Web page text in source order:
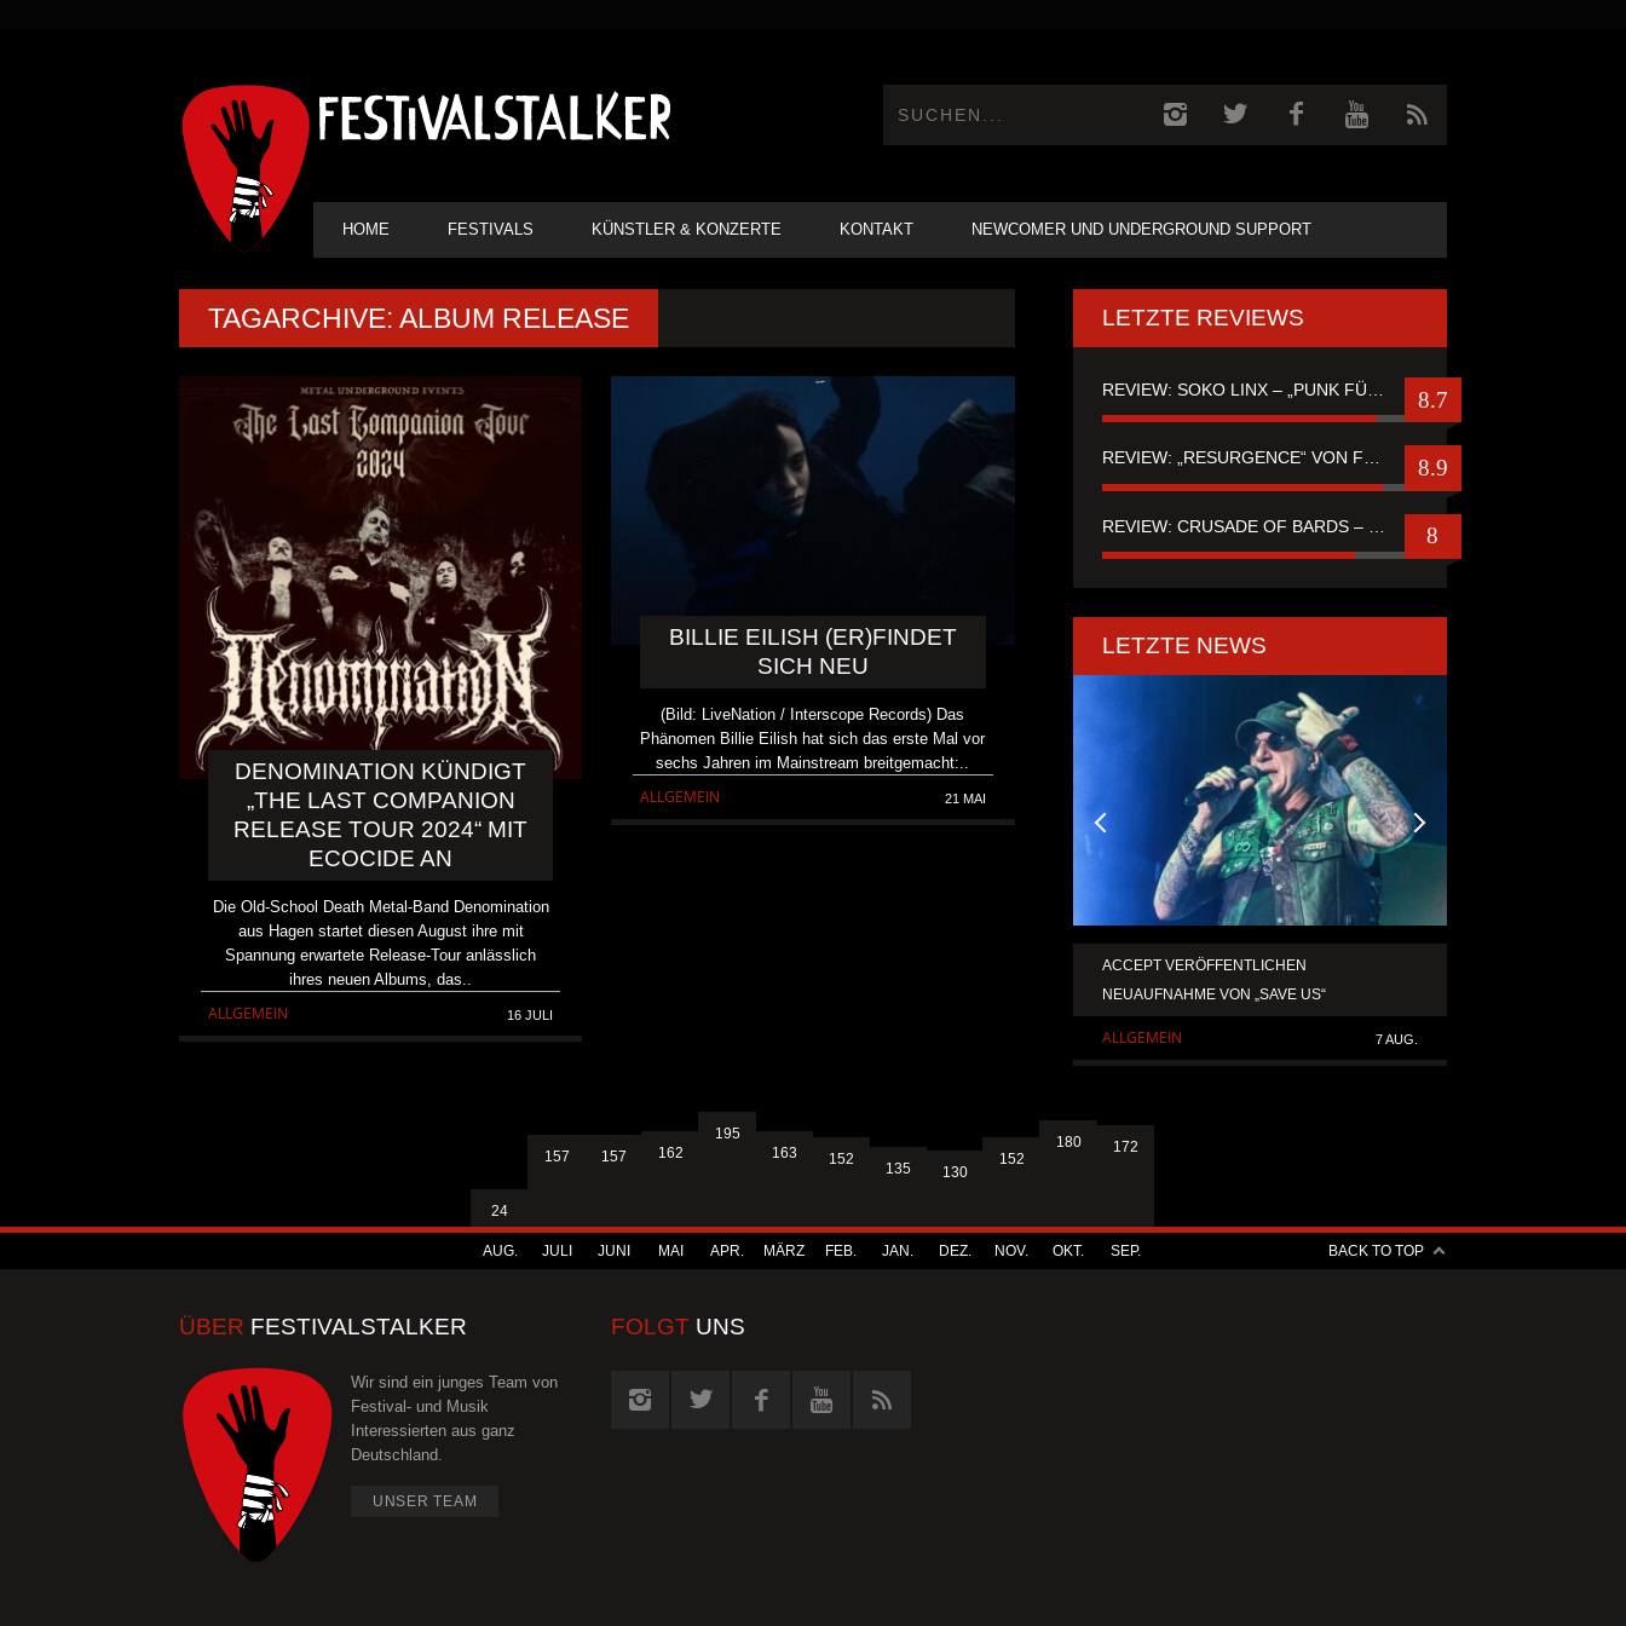
HAUPT-
NAVIGATION
HOME FESTIVALS KÜNSTLER & KONZERTE KONTAKT NEWCOMER UND UNDERGROUND SUPPORT
TAGARCHIVE: ALBUM RELEASE
DENOMINATION KÜNDIGT
„THE LAST COMPANION
RELEASE TOUR 2024“ MIT
ECOCIDE AN
Die Old-School Death Metal-Band Denomination
aus Hagen startet diesen August ihre mit
Spannung erwartete Release-Tour anlässlich
ihres neuen Albums, das..
ALLGEMEIN 16 JULI
BILLIE EILISH (ER)FINDET
SICH NEU
(Bild: LiveNation / Interscope Records) Das
Phänomen Billie Eilish hat sich das erste Mal vor
sechs Jahren im Mainstream breitgemacht:..
ALLGEMEIN 21 MAI
LETZTE REVIEWS
8.7
REVIEW: „RESURGENCE“ VON FUTURE PALACE 8.9
8
LETZTE NEWS
ACCEPT VERÖFFENTLICHEN
NEUAUFNAHME VON „SAVE US“
ALLGEMEIN 7 AUG.
KAI HANSEN DIE ZWEITE SINGLE „WELCOME
TO LIFE“ AUS SEINEM KOMMENDEN
SOLOALBUM „BORN WITH A HAMMER“
24
AUG.
157
JULI
157
JUNI
162
MAI
195
APR.
163
MÄRZ
152
FEB.
135
JAN.
130
DEZ.
152
NOV.
180
OKT.
172
SEP. BACK TO TOP
ÜBER FESTIVALSTALKER
Wir sind ein junges Team von
Festival- und Musik
Interessierten aus ganz
Deutschland.
UNSER TEAM
FOLGT UNS